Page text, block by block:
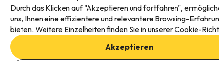
Durch das Klicken auf "Akzeptieren und fortfahren",
uns, Ihnen eine effizientere und relevantere Browsing-
bieten. Weitere Einzelheiten finden Sie in unsererCookie-
Akzeptieren